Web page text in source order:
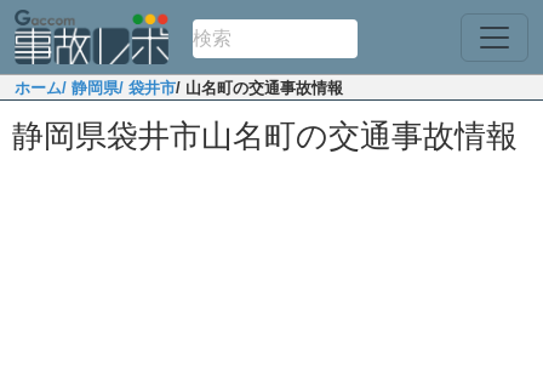
ホーム/ 静岡県/ 袋井市/ 山名町の交通事故情報
静岡県袋井市山名町の交通事故情報